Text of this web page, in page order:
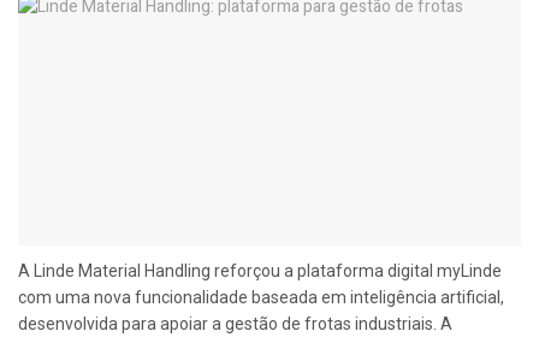
A Linde Material Handling reforçou a plataforma digital myLinde
com uma nova funcionalidade baseada em inteligência artificial,
desenvolvida para apoiar a gestão de frotas industriais. A